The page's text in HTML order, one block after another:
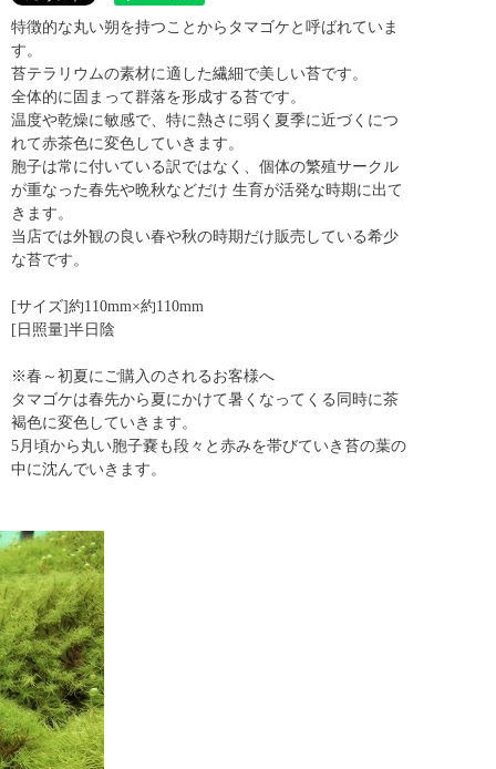
特徴的な丸い朔を持つことからタマゴケと呼ばれていま
す。
苔テラリウムの素材に適した繊細で美しい苔です。
全体的に固まって群落を形成する苔です。
温度や乾燥に敏感で、特に熱さに弱く夏季に近づくにつ
れて赤茶色に変色していきます。
胞子は常に付いている訳ではなく、個体の繁殖サークル
が重なった春先や晩秋などだけ 生育が活発な時期に出て
きます。
当店では外観の良い春や秋の時期だけ販売している希少
な苔です。
[サイズ]約110mm×約110mm
[日照量]半日陰
※春～初夏にご購入のされるお客様へ
タマゴケは春先から夏にかけて暑くなってくる同時に茶
褐色に変色していきます。
5月頃から丸い胞子嚢も段々と赤みを帯びていき苔の葉の
中に沈んでいきます。